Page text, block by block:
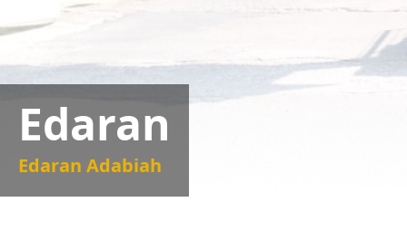
Edaran
Edaran Adabiah